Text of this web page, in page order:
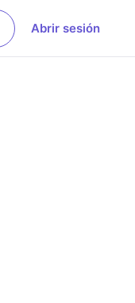
Abrir sesión